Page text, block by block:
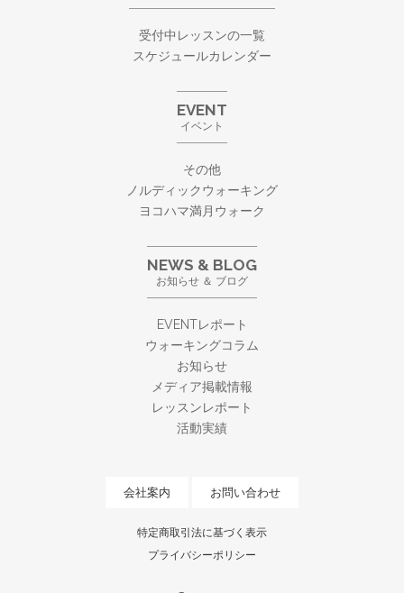
受付中レッスンの一覧
スケジュールカレンダー
EVENT
イベント
その他
ノルディックウォーキング
ヨコハマ満月ウォーク
NEWS & BLOG
お知らせ ＆ ブログ
EVENTレポート
ウォーキングコラム
お知らせ
メディア掲載情報
レッスンレポート
活動実績
会社案内 お問い合わせ
特定商取引法に基づく表示
プライバシーポリシー